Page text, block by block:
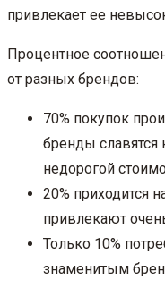
привлекает ее
Процентное
от разных брендов:
70% покупок
бренды славятся
недорогой
20% приходится
привлекают
Только 10%
знаменитым